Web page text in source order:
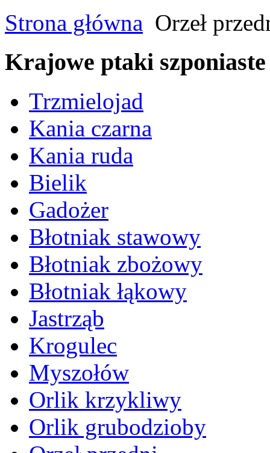
Strona główna Orzeł
Krajowe ptaki szponiaste
Trzmielojad
Kania czarna
Kania ruda
Bielik
Gadożer
Błotniak stawowy
Błotniak zbożowy
Błotniak łąkowy
Jastrząb
Krogulec
Myszołów
Orlik krzykliwy
Orlik grubodzioby